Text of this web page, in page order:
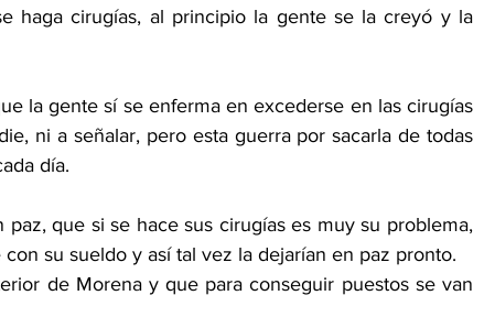
haga cirugías, al principio la gente se la creyó y la
la gente sí se enferma en excederse en las cirugías
ni a señalar, pero esta guerra por sacarla de todas
día.
que si se hace sus cirugías es muy su problema,
su sueldo y así tal vez la dejarían en paz pronto.
de Morena y que para conseguir puestos se van